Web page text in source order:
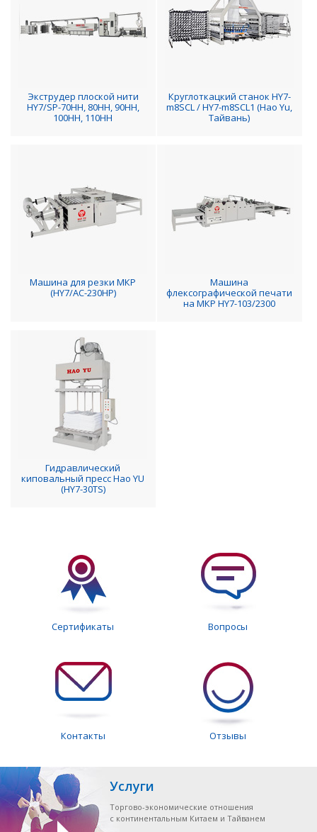
Экструдер плоской нити
HY7/SP-70HH, 80HH, 90HH,
100HH, 110HH
Круглоткацкий станок HY7-
m8SCL / HY7-m8SCL1 (Hao Yu,
Тайвань)
Машина для резки МКР
(HY7/AC-230HP)
Машина
флексографической печати
на МКР HY7-103/2300
Гидравлический
киповальный пресс Hao YU
(HY7-30TS)
Сертификаты Вопросы
Контакты Отзывы
Услуги
Торгово-экономические отношения
с континентальным Китаем и Тайванем